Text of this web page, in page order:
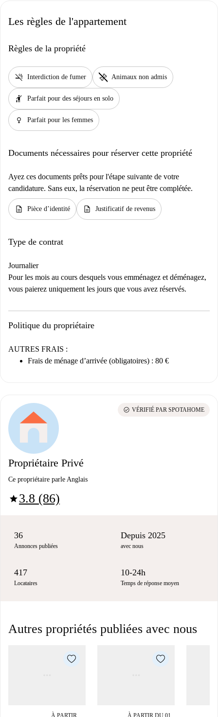
Les règles de l'appartement
Règles de la propriété
smoke_free Interdiction de fumer pet_supplies Animaux non admis
hail Parfait pour des séjours en solo
female Parfait pour les femmes
Documents nécessaires pour réserver cette propriété
Ayez ces documents prêts pour l'étape suivante de votre
candidature. Sans eux, la réservation ne peut être complétée.
description Pièce d’identité description Justificatif de revenus
Type de contrat
Journalier
Pour les mois au cours desquels vous emménagez et déménagez,
vous paierez uniquement les jours que vous avez réservés.
Politique du propriétaire
AUTRES FRAIS :
Frais de ménage d’arrivée (obligatoires) : 80 €
Propriétaire Privé
Ce propriétaire parle Anglais
star3.8 (86)
check_circle VÉRIFIÉ PAR SPOTAHOME
36
Annonces publiées
Depuis 2025
avec nous
417
Locataires
10-24h
Temps de réponse moyen
Autres propriétés publiées avec nous
À PARTIR À PARTIR DU 01